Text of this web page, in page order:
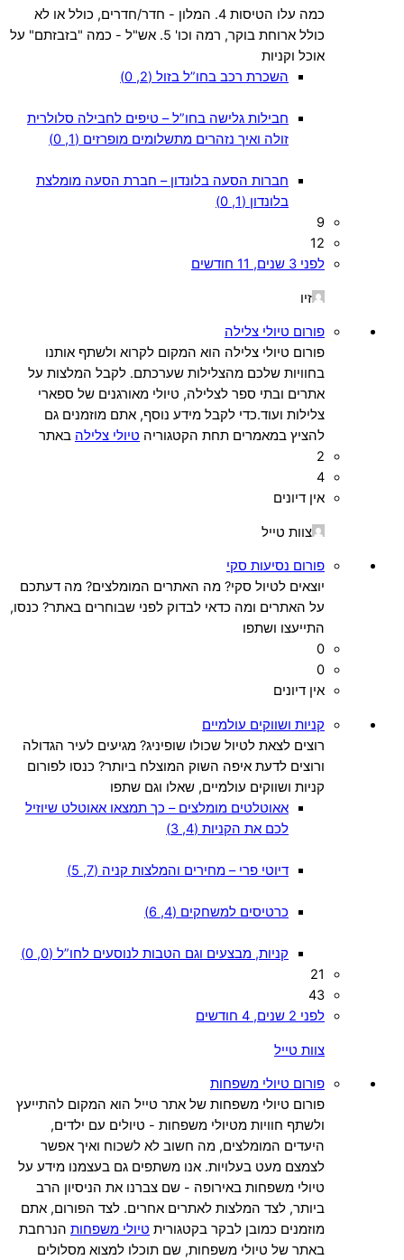
כמה עלו הטיסות 4. המלון - חדר/חדרים, כולל או לא
כולל ארוחת בוקר, רמה וכו' 5. אש"ל - כמה "בזבזתם" על
אוכל וקניות
השכרת רכב בחו”ל בזול (2, 0)
חבילות גלישה בחו”ל – טיפים לחבילה סלולרית
זולה ואיך נזהרים מתשלומים מופרזים (1, 0)
חברות הסעה בלונדון – חברת הסעה מומלצת
בלונדון (1, 0)
9
12
לפני 3 שנים, 11 חודשים
זיו
פורום טיולי צלילה
פורום טיולי צלילה הוא המקום לקרוא ולשתף אותנו
בחוויות שלכם מהצלילות שערכתם. לקבל המלצות על
אתרים ובתי ספר לצלילה, טיולי מאורגנים של ספארי
צלילות ועוד.כדי לקבל מידע נוסף, אתם מוזמנים גם
להציץ במאמרים תחת הקטגוריה טיולי צלילה באתר
2
4
אין דיונים
צוות טייל
פורום נסיעות סקי
יוצאים לטיול סקי? מה האתרים המומלצים? מה דעתכם
על האתרים ומה כדאי לבדוק לפני שבוחרים באתר? כנסו,
התייעצו ושתפו
0
0
אין דיונים
קניות ושווקים עולמיים
רוצים לצאת לטיול שכולו שופיניג? מגיעים לעיר הגדולה
ורוצים לדעת איפה השוק המוצלח ביותר? כנסו לפורום
קניות ושווקים עולמיים, שאלו וגם שתפו
אאוטלטים מומלצים – כך תמצאו אאוטלט שיוזיל
לכם את הקניות (4, 3)
דיוטי פרי – מחירים והמלצות קניה (7, 5)
כרטיסים למשחקים (4, 6)
קניות, מבצעים וגם הטבות לנוסעים לחו”ל (0, 0)
21
43
לפני 2 שנים, 4 חודשים
צוות טייל
פורום טיולי משפחות
פורום טיולי משפחות של אתר טייל הוא המקום להתייעץ
ולשתף חוויות מטיולי משפחות - טיולים עם ילדים,
היעדים המומלצים, מה חשוב לא לשכוח ואיך אפשר
לצמצם מעט בעלויות. אנו משתפים גם בעצמנו מידע על
טיולי משפחות באירופה - שם צברנו את הניסיון הרב
ביותר, לצד המלצות לאתרים אחרים. לצד הפורום, אתם
מוזמנים כמובן לבקר בקטגורית טיולי משפחות הנרחבת
באתר של טיולי משפחות, שם תוכלו למצוא מסלולים